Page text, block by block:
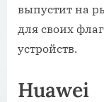
выпустит на
для своих
устройств.
Huawei